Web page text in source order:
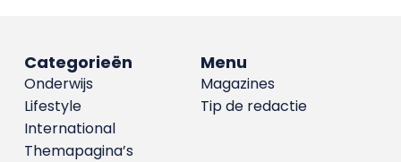
Menu
Magazines
Tip de redactie
Categorieën
Onderwijs
Lifestyle
International
Themapagina’s